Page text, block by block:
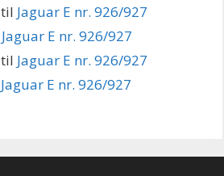
til Jaguar E nr. 926/927
Jaguar E nr. 926/927
til Jaguar E nr. 926/927
Jaguar E nr. 926/927